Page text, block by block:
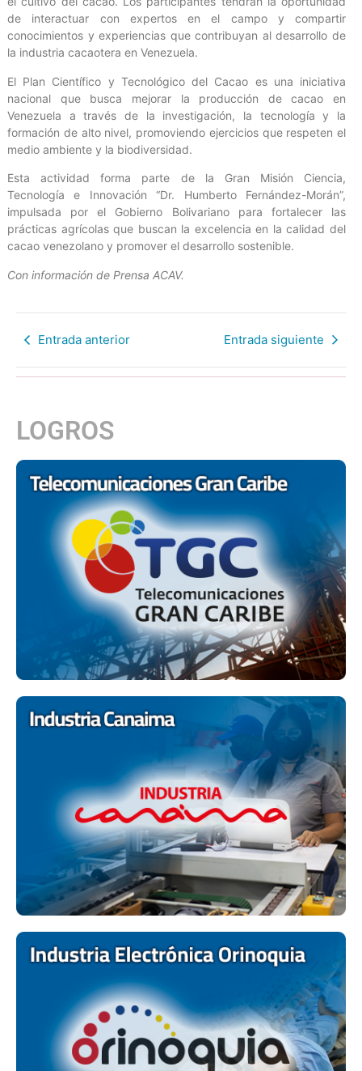
de interactuar con expertos en el campo y compartir
conocimientos y experiencias que contribuyan al desarrollo de
la industria cacaotera en Venezuela.
El Plan Científico y Tecnológico del Cacao es una iniciativa
nacional que busca mejorar la producción de cacao en
Venezuela a través de la investigación, la tecnología y la
formación de alto nivel, promoviendo ejercicios que respeten el
medio ambiente y la biodiversidad.
Esta actividad forma parte de la Gran Misión Ciencia,
Tecnología e Innovación “Dr. Humberto Fernández-Morán”,
impulsada por el Gobierno Bolivariano para fortalecer las
prácticas agrícolas que buscan la excelencia en la calidad del
cacao venezolano y promover el desarrollo sostenible.
Con información de Prensa ACAV.
Entrada anterior Entrada siguiente
LOGROS